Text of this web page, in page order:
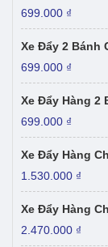
699.000 ₫
Xe Đẩy 2 Bánh
699.000 ₫
Xe Đẩy Hàng 2
699.000 ₫
Xe Đẩy Hàng
1.530.000 ₫
Xe Đẩy Hàng
2.470.000 ₫